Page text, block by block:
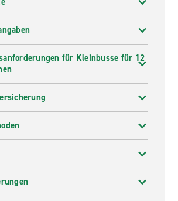
für Kleinbusse für 12